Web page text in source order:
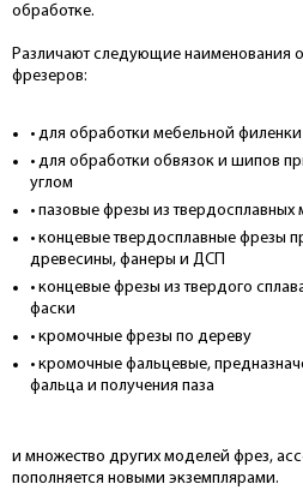
обработке.
Различают следующие наименования
фрезеров:
• для обработки мебельной
• для обработки обвязок и шипов
углом
• пазовые фрезы из твердосплавных
• концевые твердосплавные фрезы
древесины, фанеры и ДСП
• концевые фрезы из твердого
фаски
• кромочные фрезы по дереву
• кромочные фальцевые,
фальца и получения паза
и множество других моделей фрез,
пополняется новыми экземплярами.